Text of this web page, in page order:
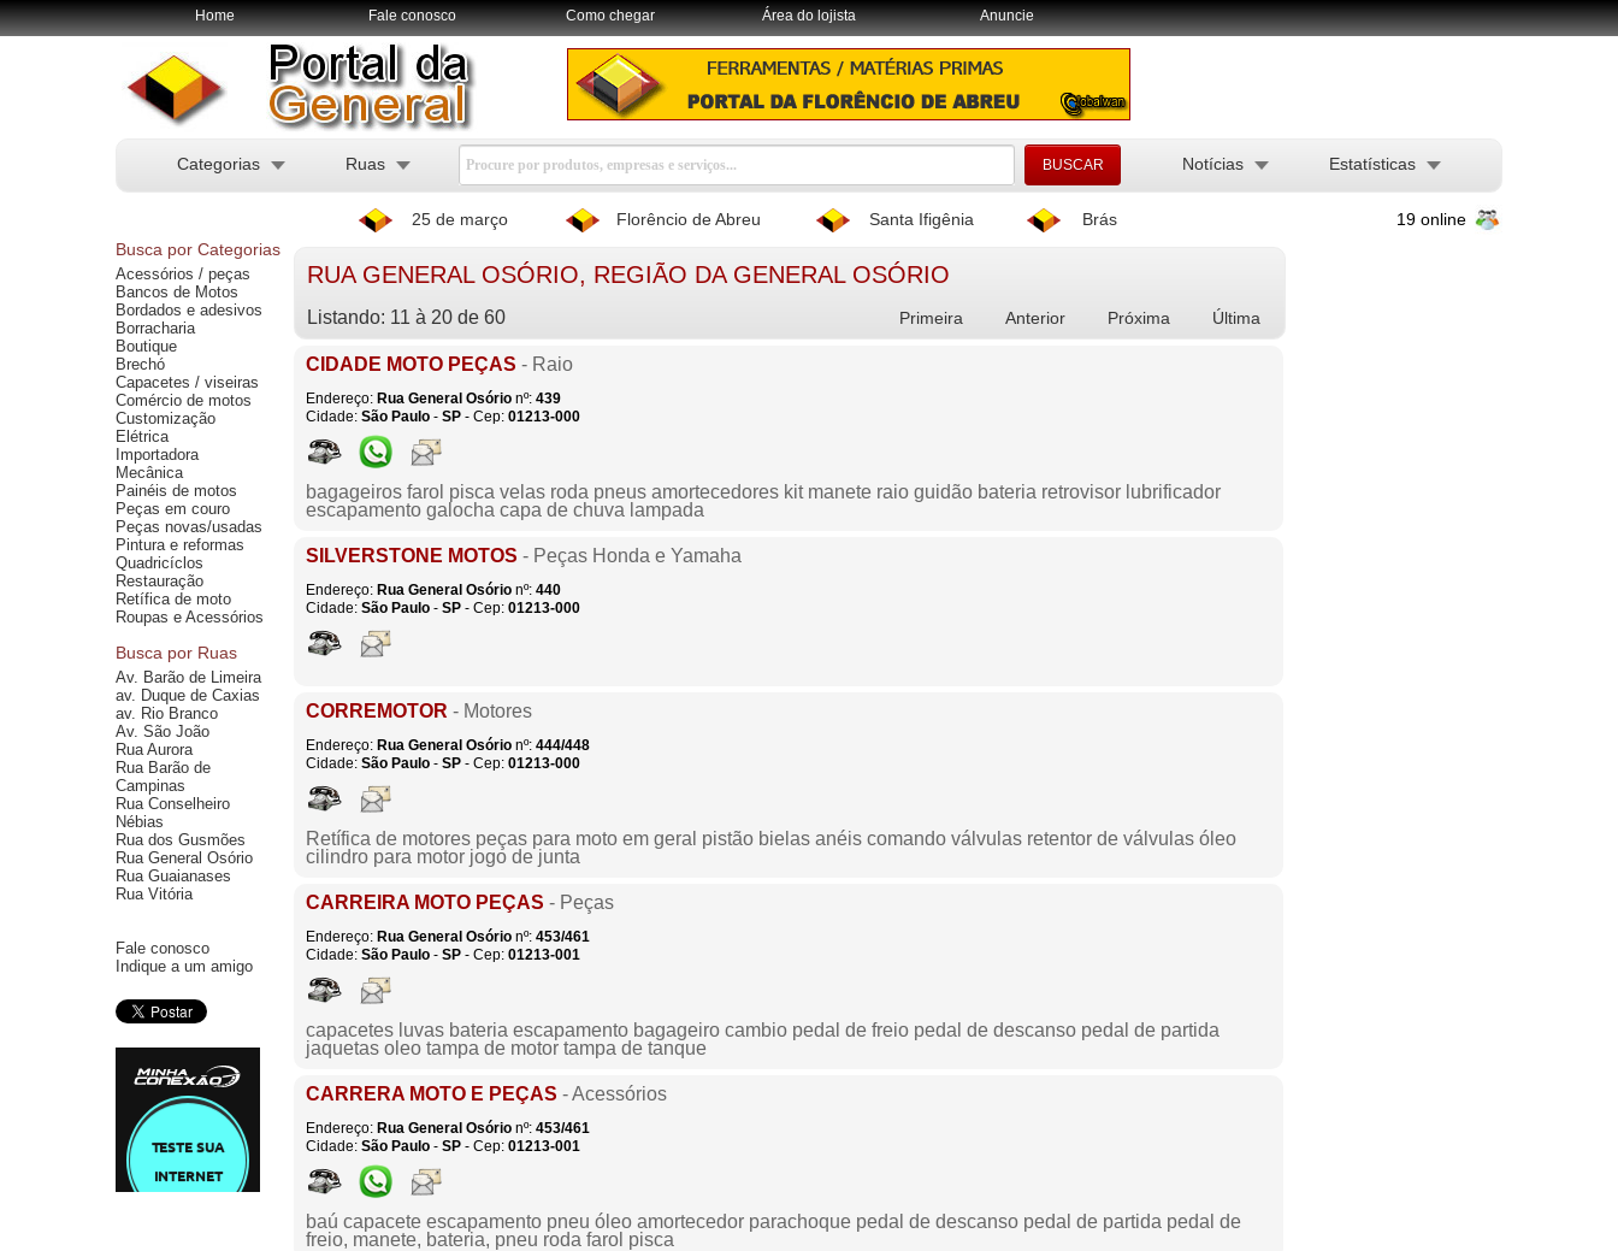
Home Fale conosco Como chegar Área do lojista Anuncie
Categorias Ruas Estatísticas
Notícias
25 de março Florêncio de Abreu Santa Ifigênia Brás
19 online
Busca por Categorias
Acessórios / peças
Bancos de Motos
Bordados e adesivos
Borracharia
Boutique
Brechó
Capacetes / viseiras
Comércio de motos
Customização
Elétrica
Importadora
Mecânica
Painéis de motos
Peças em couro
Peças novas/usadas
Pintura e reformas
Quadricíclos
Restauração
Retífica de moto
Roupas e Acessórios
Busca por Ruas
Av. Barão de Limeira
av. Duque de Caxias
av. Rio Branco
Av. São João
Rua Aurora
Rua Barão de
Campinas
Rua Conselheiro
Nébias
Rua dos Gusmões
Rua General Osório
Rua Guaianases
Rua Vitória
Fale conosco
Indique a um amigo
RUA GENERAL OSÓRIO, REGIÃO DA GENERAL OSÓRIO
Listando: 11 à 20 de 60 Primeira Anterior Próxima Última
CIDADE MOTO PEÇAS - Raio
Endereço: Rua General Osório nº: 439
Cidade: São Paulo - SP - Cep: 01213-000
bagageiros farol pisca velas roda pneus amortecedores kit manete raio guidão bateria retrovisor lubrificador
escapamento galocha capa de chuva lampada
SILVERSTONE MOTOS - Peças Honda e Yamaha
Endereço: Rua General Osório nº: 440
Cidade: São Paulo - SP - Cep: 01213-000
CORREMOTOR - Motores
Endereço: Rua General Osório nº: 444/448
Cidade: São Paulo - SP - Cep: 01213-000
Retífica de motores peças para moto em geral pistão bielas anéis comando válvulas retentor de válvulas óleo
cilindro para motor jogo de junta
CARREIRA MOTO PEÇAS - Peças
Endereço: Rua General Osório nº: 453/461
Cidade: São Paulo - SP - Cep: 01213-001
capacetes luvas bateria escapamento bagageiro cambio pedal de freio pedal de descanso pedal de partida
jaquetas oleo tampa de motor tampa de tanque
CARRERA MOTO E PEÇAS - Acessórios
Endereço: Rua General Osório nº: 453/461
Cidade: São Paulo - SP - Cep: 01213-001
baú capacete escapamento pneu óleo amortecedor parachoque pedal de descanso pedal de partida pedal de
freio, manete, bateria, pneu roda farol pisca